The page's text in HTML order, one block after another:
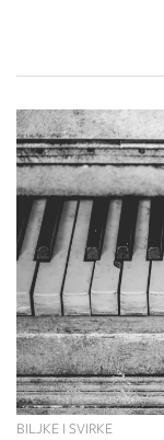
BILJKE I SVIRKE